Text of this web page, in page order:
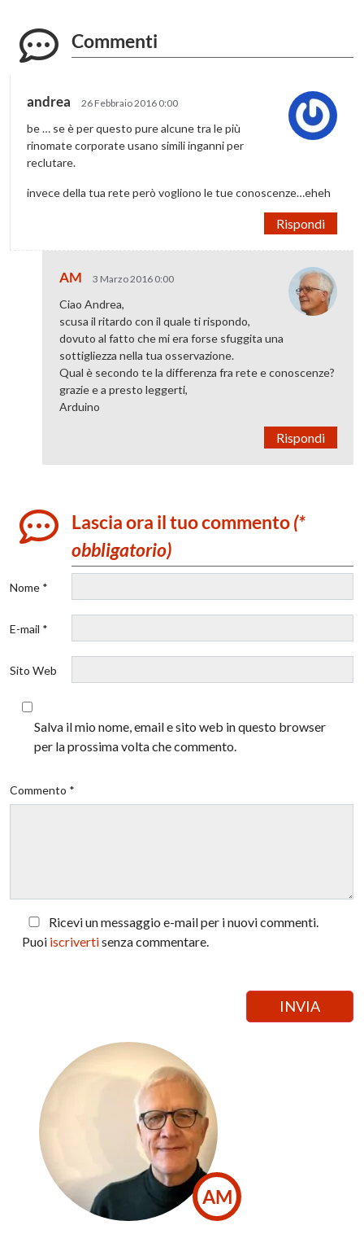
Commenti
andrea 26 Febbraio 2016 0:00
be … se è per questo pure alcune tra le più
rinomate corporate usano simili inganni per
reclutare.
invece della tua rete però vogliono le tue conoscenze…eheh
Rispondi
AM 3 Marzo 2016 0:00
Ciao Andrea,
scusa il ritardo con il quale ti rispondo,
dovuto al fatto che mi era forse sfuggita una
sottigliezza nella tua osservazione.
Qual è secondo te la differenza fra rete e conoscenze?
grazie e a presto leggerti,
Arduino
Rispondi
Lascia ora il tuo commento(*
obbligatorio)
Nome *
E-mail *
Sito Web
Salva il mio nome, email e sito web in questo browser
per la prossima volta che commento.
Commento *
Ricevi un messaggio e-mail per i nuovi commenti.
Puoi iscrivertisenza commentare.
AM